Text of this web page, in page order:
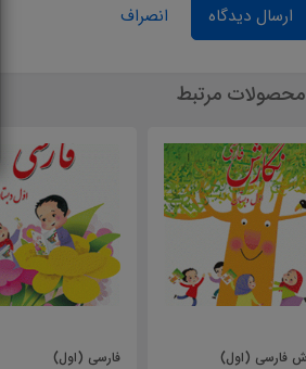
ارسال دیدگاه انصراف
محصولات مرتبط
فارسی (اول) آموزش قرآن (اول)